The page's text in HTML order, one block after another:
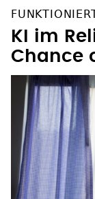
KI im
Chance